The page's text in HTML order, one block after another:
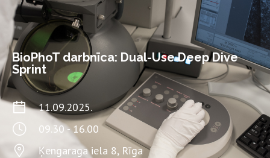
BioPhoT darbnīca: Dual-Use Deep Dive
Sprint
11.09.2025.
09.30 - 16.00
Ķengaraga iela 8, Rīga